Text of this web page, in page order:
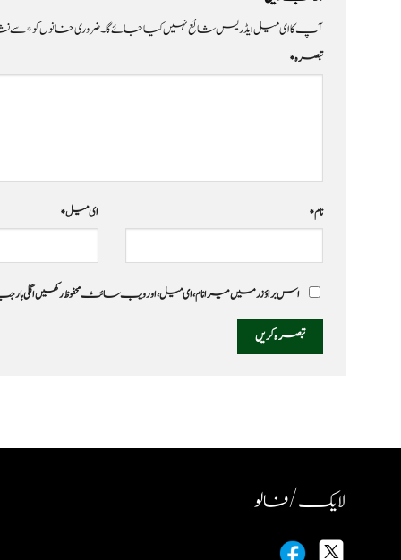
آپ کا ای میل ایڈریس شائع نہیں کیا جائے گا۔ضروری خانوں کو*سے
تبصرہ*
نام* ای میل*
اس براؤزر میں میرا نام، ای میل، اور ویب سائٹ محفوظ رکھیں اگلی
لایک / فالو